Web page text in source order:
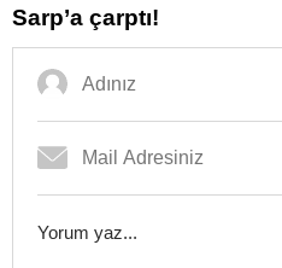
Sarp’a çarptı!